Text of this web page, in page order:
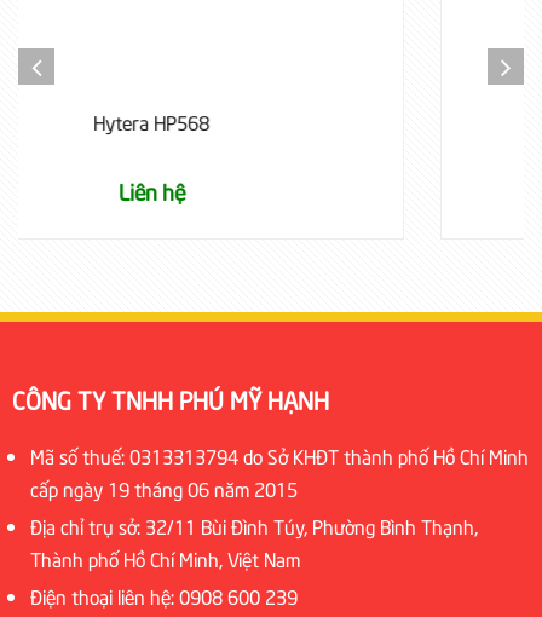
CÔNG TY TNHH PHÚ MỸ HẠNH
Mã số thuế: 0313313794 do Sở KHĐT thành phố Hồ Chí Minh
cấp ngày 19 tháng 06 năm 2015
Địa chỉ trụ sở: 32/11 Bùi Đình Túy, Phường Bình Thạnh,
Thành phố Hồ Chí Minh, Việt Nam
Điện thoại liên hệ: 0908 600 239